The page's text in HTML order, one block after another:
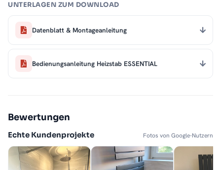
UNTERLAGEN ZUM DOWNLOAD
Datenblatt & Montageanleitung
Bedienungsanleitung Heizstab ESSENTIAL
Bewertungen
Echte Kundenprojekte Fotos von Google-Nutzern